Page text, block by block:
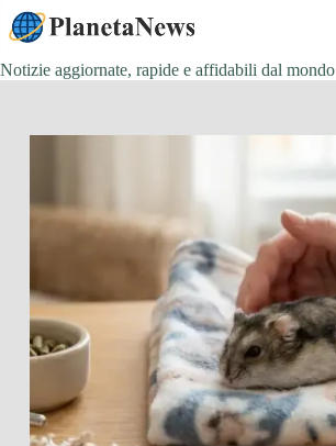
Salta
al
contenuto
Notizie aggiornate, rapide e affidabili dal mondo